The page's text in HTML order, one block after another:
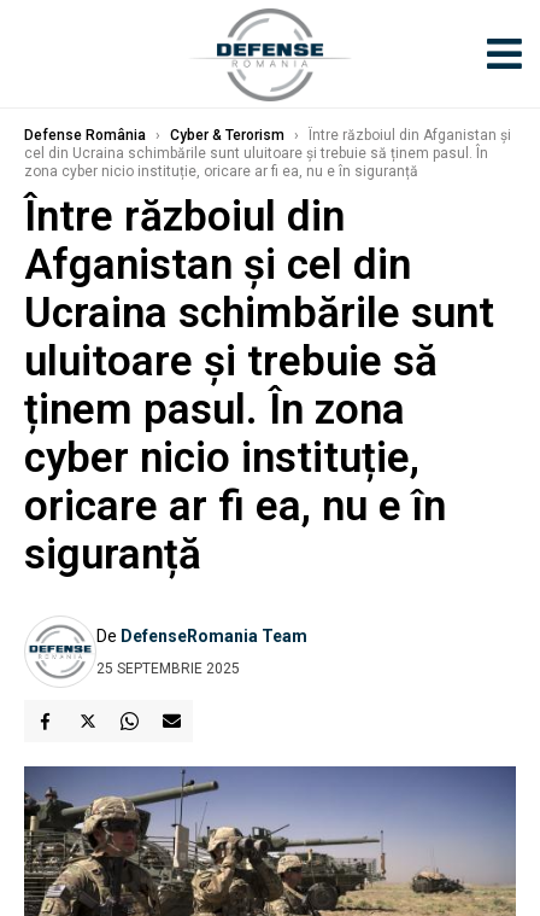
Defense România › Cyber & Terorism ›
Între războiul din Afganistan și
cel din Ucraina schimbările sunt uluitoare și trebuie să ținem pasul. În
zona cyber nicio instituție, oricare ar fi ea, nu e în siguranță
Între războiul din
Afganistan și cel din
Ucraina schimbările sunt
uluitoare și trebuie să
ținem pasul. În zona
cyber nicio instituție,
oricare ar fi ea, nu e în
siguranță
De DefenseRomania Team
25 SEPTEMBRIE 2025